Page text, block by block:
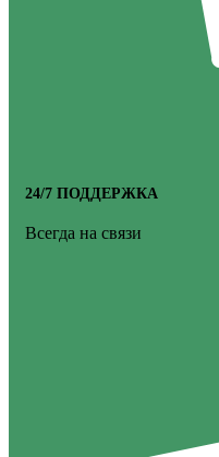
24/7 ПОДДЕРЖКА
Всегда на связи